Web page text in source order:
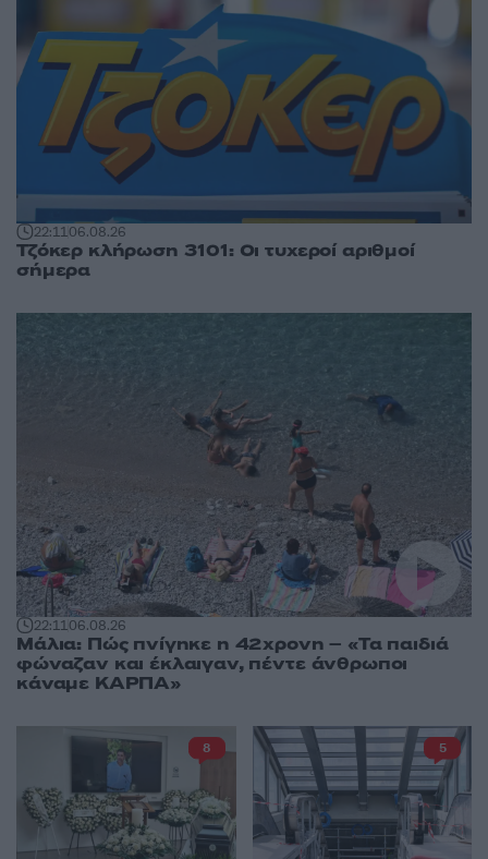
22:1106.08.26
Τζόκερ κλήρωση 3101: Οι τυχεροί αριθμοί
σήμερα
22:1106.08.26
Μάλια: Πώς πνίγηκε η 42χρονη – «Τα παιδιά
φώναζαν και έκλαιγαν, πέντε άνθρωποι
κάναμε ΚΑΡΠΑ»
8 5